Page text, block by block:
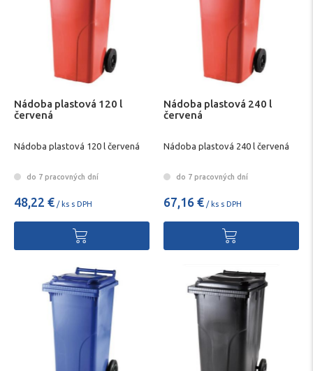
Nádoba plastová 120 l
červená
Nádoba plastová 120 l červená
do 7 pracovných dní
48,22 € / ks s DPH
Nádoba plastová 240 l
červená
Nádoba plastová 240 l červená
do 7 pracovných dní
67,16 € / ks s DPH